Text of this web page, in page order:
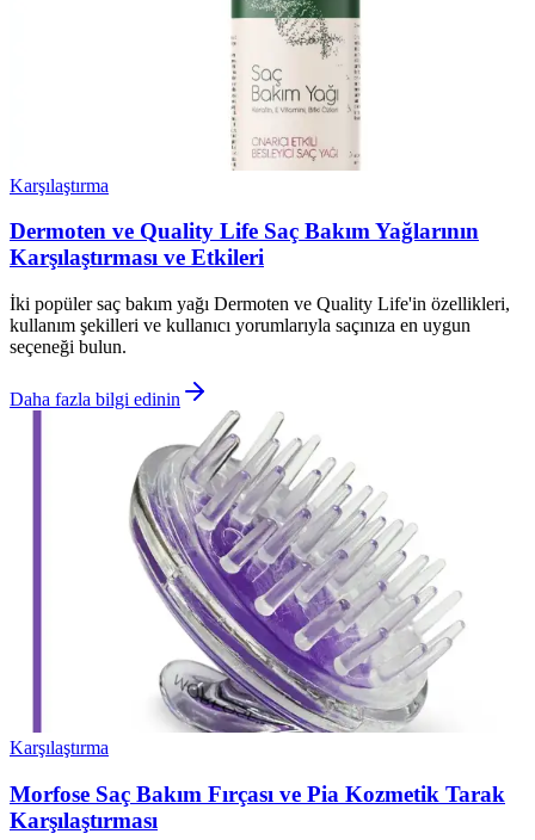
Karşılaştırma
Dermoten ve Quality Life Saç Bakım Yağlarının
Karşılaştırması ve Etkileri
İki popüler saç bakım yağı Dermoten ve Quality Life'in özellikleri,
kullanım şekilleri ve kullanıcı yorumlarıyla saçınıza en uygun
seçeneği bulun.
Daha fazla bilgi edinin
Karşılaştırma
Morfose Saç Bakım Fırçası ve Pia Kozmetik Tarak
Karşılaştırması